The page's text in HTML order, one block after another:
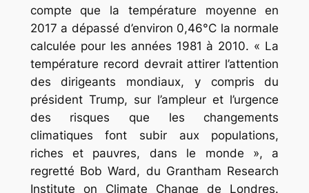
compte que la température moyenne en
2017 a dépassé d’environ 0,46°C la normale
calculée pour les années 1981 à 2010. « La
température record devrait attirer l’attention
des dirigeants mondiaux, y compris du
président Trump, sur l’ampleur et l’urgence
des risques que les changements
climatiques font subir aux populations,
riches et pauvres, dans le monde », a
regretté Bob Ward, du Grantham Research
Institute on Climate Change de Londres.